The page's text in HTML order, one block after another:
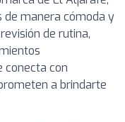
de manera cómoda y
de rutina,
conecta con
a brindarte